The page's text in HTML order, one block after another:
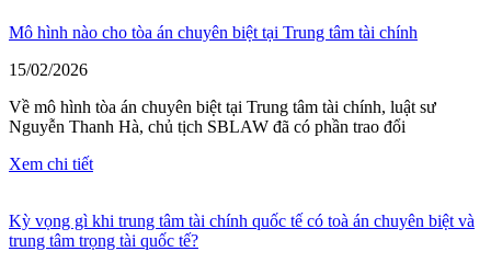
Mô hình nào cho tòa án chuyên biệt tại Trung tâm tài chính
15/02/2026
Về mô hình tòa án chuyên biệt tại Trung tâm tài chính, luật sư
Nguyễn Thanh Hà, chủ tịch SBLAW đã có phần trao đổi
Xem chi tiết
Kỳ vọng gì khi trung tâm tài chính quốc tế có toà án chuyên biệt và
trung tâm trọng tài quốc tế?